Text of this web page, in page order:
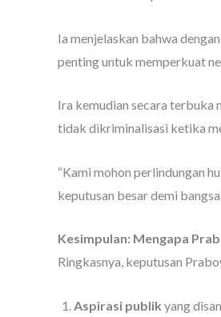
Ia menjelaskan bahwa
penting untuk memperkuat
Ira kemudian secara terbuka
tidak dikriminalisasi ketika
“Kami mohon perlindungan
keputusan besar demi
Kesimpulan: Mengapa
Ringkasnya, keputusan
Aspirasi publik yang